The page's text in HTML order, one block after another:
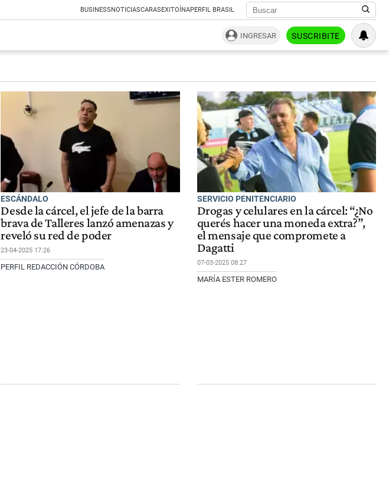
BUSINESSNOTICIASCARASEXITOÍNAPERFIL BRASIL
INGRESAR SUSCRIBITE
ESCÁNDALO
Desde la cárcel, el jefe de la barra
brava de Talleres lanzó amenazas y
reveló su red de poder
23-04-2025 17:26
PERFIL REDACCIÓN CÓRDOBA
SERVICIO PENITENCIARIO
Drogas y celulares en la cárcel: “¿No
querés hacer una moneda extra?”,
el mensaje que compromete a
Dagatti
07-03-2025 08:27
MARÍA ESTER ROMERO